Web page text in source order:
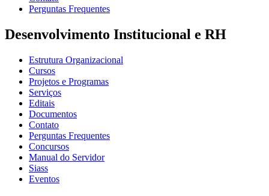
Perguntas Frequentes
Desenvolvimento Institucional e RH
Estrutura Organizacional
Cursos
Projetos e Programas
Serviços
Editais
Documentos
Contato
Perguntas Frequentes
Concursos
Manual do Servidor
Siass
Eventos